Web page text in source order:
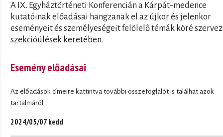
A IX. Egyháztörténeti Konferencián a Kárpát-medence
kutatóinak előadásai hangzanak el az újkor és jelenkor
eseményeit és személyeségeit felölelő témák köré
szekcióülések keretében.
Esemény előadásai
Az előadások címeire kattintva további összefoglalót is találhat azok
tartalmáról.
2024/05/07 kedd